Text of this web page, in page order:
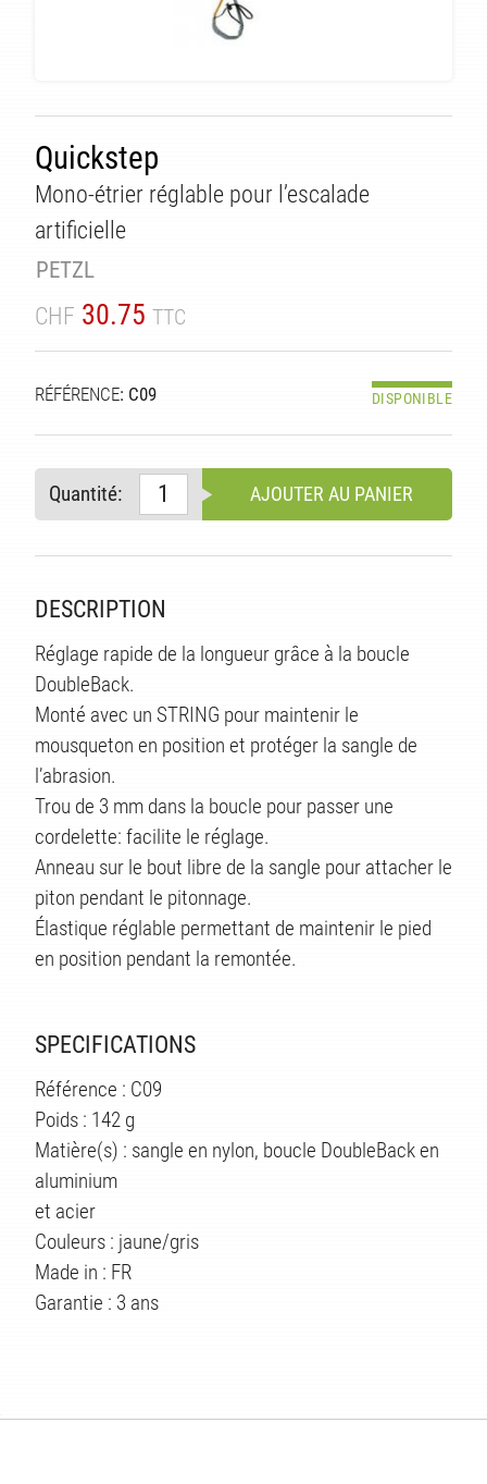
Quickstep
Mono-étrier réglable pour l’escalade
artificielle
PETZL
CHF 30.75 TTC
RÉFÉRENCE: C09 DISPONIBLE
Quantité: AJOUTER AU PANIER
DESCRIPTION
Réglage rapide de la longueur grâce à la boucle
DoubleBack.
Monté avec un STRING pour maintenir le
mousqueton en position et protéger la sangle de
l’abrasion.
Trou de 3 mm dans la boucle pour passer une
cordelette: facilite le réglage.
Anneau sur le bout libre de la sangle pour attacher le
piton pendant le pitonnage.
Élastique réglable permettant de maintenir le pied
en position pendant la remontée.
SPECIFICATIONS
Référence : C09
Poids : 142 g
Matière(s) : sangle en nylon, boucle DoubleBack en
aluminium
et acier
Couleurs : jaune/gris
Made in : FR
Garantie : 3 ans